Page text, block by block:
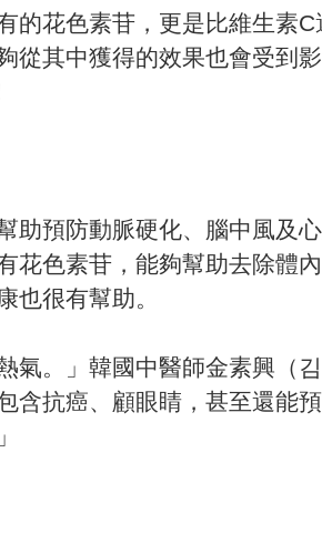
的花色素苷，更是比維生素
從其中獲得的效果也會受到
助預防動脈硬化、腦中風及心
色素苷，能夠幫助去除體內
也很有幫助。
氣。」韓國中醫師金素興（
含抗癌、顧眼睛，甚至還能